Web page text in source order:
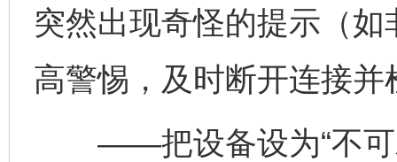
突然出现奇怪的提示（
高警惕，及时断开连接并
——把设备设为“不可发
东山县通报“牛蛙产品抗生素超标问题”